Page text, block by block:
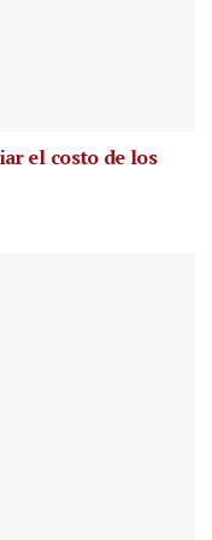
el costo de los